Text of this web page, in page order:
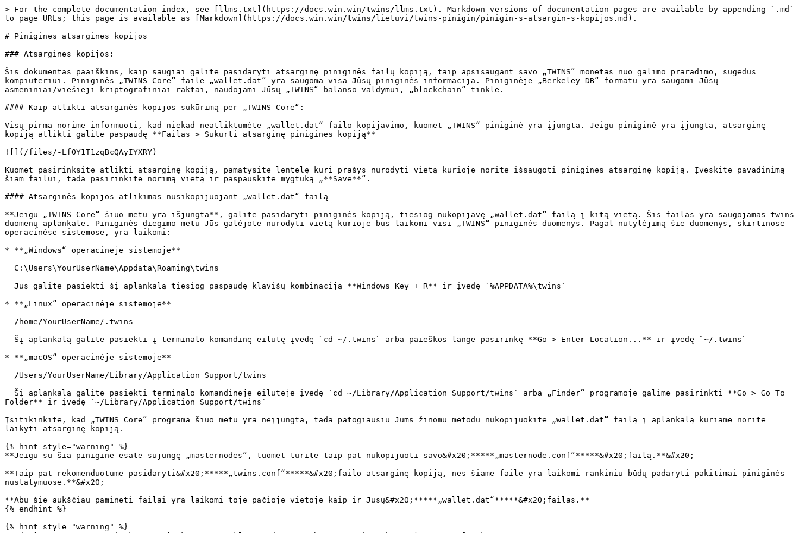
> For the complete documentation index, see [llms.txt](https://docs.win.win/twins/llms.txt). Markdown versions of documentation pages are available by appending `.md`
to page URLs; this page is available as [Markdown](https://docs.win.win/twins/lietuvi/twins-pinigin/pinigin-s-atsargin-s-kopijos.md).
# Piniginės atsarginės kopijos
### Atsarginės kopijos:
Šis dokumentas paaiškins, kaip saugiai galite pasidaryti atsarginę piniginės failų kopiją, taip apsisaugant savo „TWINS“ monetas nuo galimo praradimo, sugedus
kompiuteriui. Piniginės „TWINS Core“ faile „wallet.dat“ yra saugoma visa Jūsų piniginės informacija. Piniginėje „Berkeley DB“ formatu yra saugomi Jūsų
asmeniniai/viešieji kriptografiniai raktai, naudojami Jūsų „TWINS“ balanso valdymui, „blockchain“ tinkle.
#### Kaip atlikti atsarginės kopijos sukūrimą per „TWINS Core“:
Visų pirma norime informuoti, kad niekad neatliktumėte „wallet.dat“ failo kopijavimo, kuomet „TWINS“ piniginė yra įjungta. Jeigu piniginė yra įjungta, atsarginę
kopiją atlikti galite paspaudę **Failas > Sukurti atsarginę piniginės kopiją**
![](/files/-Lf0Y1T1zqBcQAyIYXRY)
Kuomet pasirinksite atlikti atsarginę kopiją, pamatysite lentelę kuri prašys nurodyti vietą kurioje norite išsaugoti piniginės atsarginę kopiją. Įveskite pavadinimą
šiam failui, tada pasirinkite norimą vietą ir paspauskite mygtuką „**Save**“.
#### Atsarginės kopijos atlikimas nusikopijuojant „wallet.dat“ failą
**Jeigu „TWINS Core“ šiuo metu yra išjungta**, galite pasidaryti piniginės kopiją, tiesiog nukopijavę „wallet.dat“ failą į kitą vietą. Šis failas yra saugojamas twins
duomenų aplankale. Piniginės diegimo metu Jūs galėjote nurodyti vietą kurioje bus laikomi visi „TWINS“ piniginės duomenys. Pagal nutylėjimą šie duomenys, skirtinose
operacinėse sistemose, yra laikomi:
* **„Windows“ operacinėje sistemoje**
* **„Linux“ operacinėje sistemoje**
* **„macOS“ operacinėje sistemoje**
Folder** ir įvedę `~/Library/Application Support/twins`
Įsitikinkite, kad „TWINS Core“ programa šiuo metu yra neįjungta, tada patogiausiu Jums žinomu metodu nukopijuokite „wallet.dat“ failą į aplankalą kuriame norite
laikyti atsarginę kopiją.
{% hint style="warning" %}
**Jeigu su šia pinigine esate sujungę „masternodes“, tuomet turite taip pat nukopijuoti savo&#x20;*****„masternode.conf“*****&#x20;failą.**&#x20;
**Taip pat rekomenduotume pasidaryti&#x20;*****„twins.conf“*****&#x20;failo atsarginę kopiją, nes šiame faile yra laikomi rankiniu būdų padaryti pakitimai piniginės
nustatymuose.**&#x20;
**Abu šie aukščiau paminėti failai yra laikomi toje pačioje vietoje kaip ir Jūsų&#x20;*****„wallet.dat“*****&#x20;failas.**
{% endhint %}
{% hint style="warning" %}